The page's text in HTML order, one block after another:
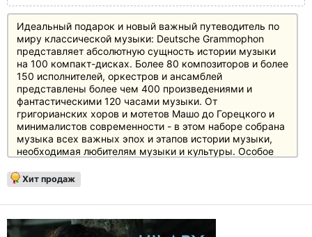
Идеальный подарок и новый важный путеводитель по
миру классической музыки: Deutsche Grammophon
представляет абсолютную сущность истории музыки
на 100 компакт-дисках. Более 80 композиторов и более
150 исполнителей, оркестров и ансамблей
представлены более чем 400 произведениями и
фантастическими 120 часами музыки. От
григорианских хоров и мотетов Машо до Горецкого и
минималистов современности - в этом наборе собрана
музыка всех важных эпох и этапов истории музыки,
необходимая любителям музыки и культуры. Особое
классиками и романтиками, а также XX веку, который
представлен в боксе не менее чем 20 дисками.
и музыкального критика Джереми Николаса, а также
Хит продаж